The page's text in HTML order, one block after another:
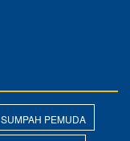
SUMPAH PEMUDA